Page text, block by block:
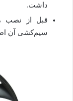
داشت.
قبل از نصب
سیم‌کشی آن